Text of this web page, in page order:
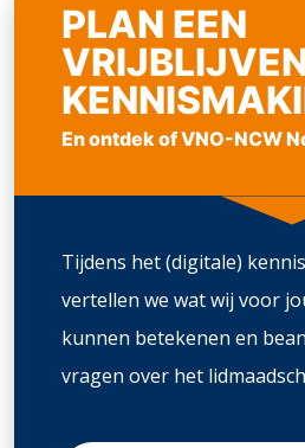
PLAN EEN
En ontdek of VNO-NCW
Tijdens het (digitale)
vertellen we wat wij voor
kunnen betekenen en
vragen over het